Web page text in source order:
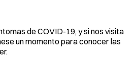
de COVID-19, y si nos visita
un momento para conocer las